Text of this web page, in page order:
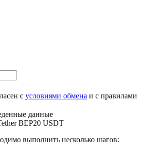
с условиями обмена и с правилами
данные
BEP20 USDT
выполнить несколько шагов: